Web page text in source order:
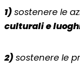
1)sostenere le
culturali e
2)sostenere le